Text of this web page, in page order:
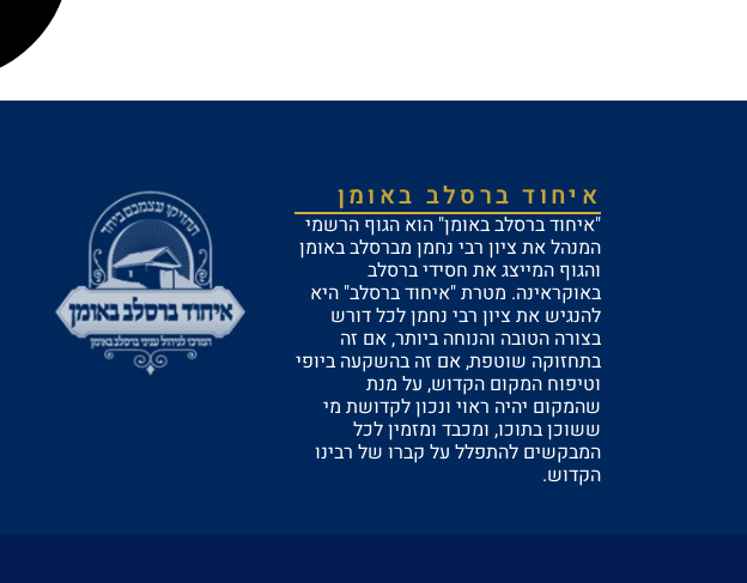
איחוד ברסלב באומן
"איחוד ברסלב באומן" הוא הגוף הרשמי
המנהל את ציון רבי נחמן מברסלב באומן
והגוף המייצג את חסידי ברסלב
באוקראינה. מטרת "איחוד ברסלב" היא
להנגיש את ציון רבי נחמן לכל דורש
בצורה הטובה והנוחה ביותר, אם זה
בתחזוקה שוטפת, אם זה בהשקעה ביופי
וטיפוח המקום הקדוש, על מנת
שהמקום יהיה ראוי ונכון לקדושת מי
ששוכן בתוכו, ומכבד ומזמין לכל
המבקשים להתפלל על קברו של רבינו
הקדוש.